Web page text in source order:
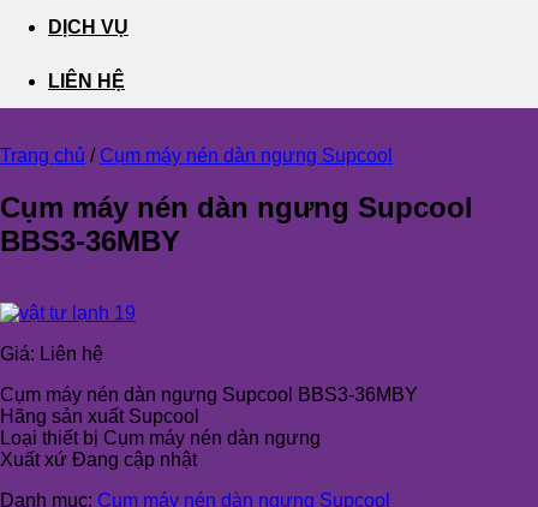
DỊCH VỤ
LIÊN HỆ
Trang chủ / Cụm máy nén dàn ngưng Supcool
Cụm máy nén dàn ngưng Supcool
BBS3-36MBY
Giá: Liên hệ
Cụm máy nén dàn ngưng Supcool BBS3-36MBY
Hãng sản xuất Supcool
Loại thiết bị Cụm máy nén dàn ngưng
Xuất xứ Đang cập nhật
Danh mục: Cụm máy nén dàn ngưng Supcool